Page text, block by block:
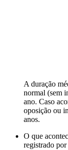
A duração
normal (sem
ano. Caso
oposição ou
anos.
O que
registrado por